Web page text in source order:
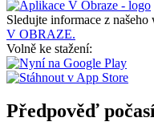
Sledujte informace z našeho
V OBRAZE.
Volně ke stažení:
Předpověď